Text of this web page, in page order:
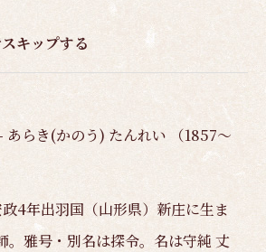
キップする
あらき(かのう) たんれい （1857～
政4年出羽国（山形県）新庄に生ま
。雅号・別名は探令。名は守純 丈